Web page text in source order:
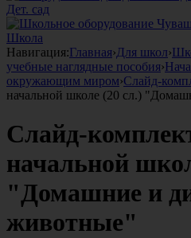
Дет. сад
Школа
Навигация:Главная›Для школ›
учебные наглядные пособия›
окружающим миром›Слайд-
начальной школе (20 сл.)
Слайд-
начальной
"Домашние и
животные"